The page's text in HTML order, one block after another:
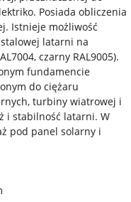
Posiada obliczenia
Istnieje możliwość
latarni na
czarny RAL9005).
fundamencie
do ciężaru
turbiny wiatrowej i
i stabilność latarni. W
pod panel solarny i